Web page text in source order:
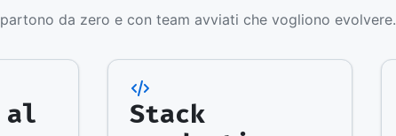
da zero e con team avviati che vogliono evolvere.
al
Stack